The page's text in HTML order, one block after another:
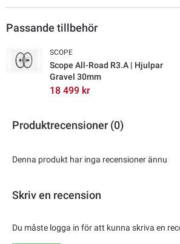
Passande tillbehör
SCOPE
Scope All-Road R3.A | Hjulpar
Gravel 30mm
18 499 kr
Produktrecensioner (0)
Denna produkt har inga recensioner ännu
Skriv en recension
Du måste logga in för att kunna skriva en